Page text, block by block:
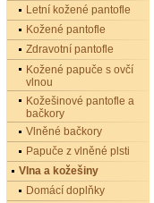
Letní kožené pantofle
Kožené pantofle
Zdravotní pantofle
Kožené papuče s ovčí
vlnou
Kožešinové pantofle a
bačkory
Vlněné bačkory
Papuče z vlněné plsti
Vlna a kožešiny
Domácí doplňky